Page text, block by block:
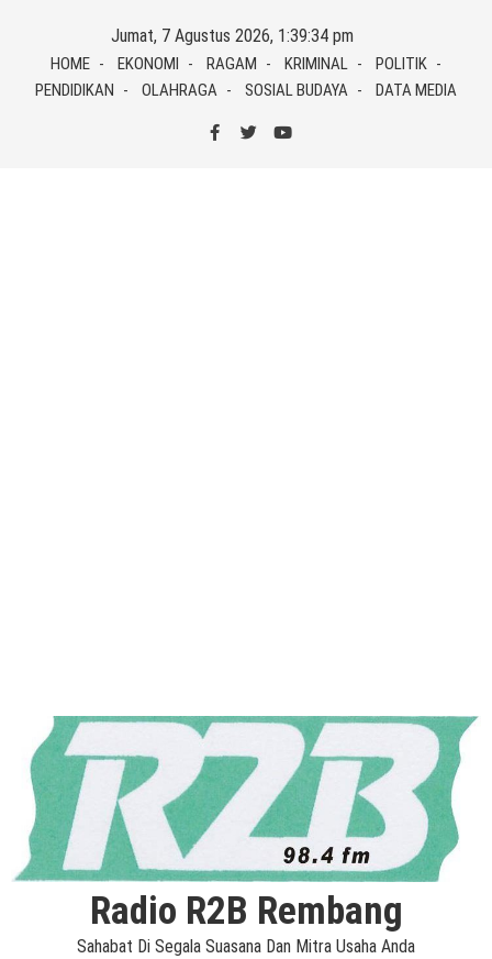
content
Jumat, 7 Agustus 2026, 1:39:34 pm
HOME EKONOMI RAGAM KRIMINAL
POLITIK
PENDIDIKAN
OLAHRAGA SOSIAL BUDAYA DATA MEDIA
Radio R2B Rembang
Sahabat Di Segala Suasana Dan Mitra Usaha Anda